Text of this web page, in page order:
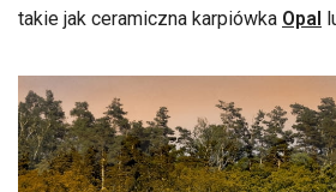
takie jak ceramiczna karpiówka Opal